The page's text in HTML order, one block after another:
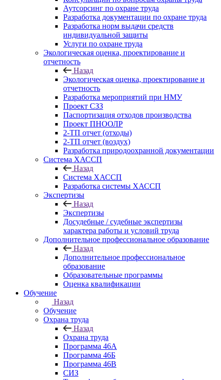
Аутсорсинг по охране труда
Разработка документации по охране труда
Разработка норм выдачи средств
индивидуальной защиты
Услуги по охране труда
Экологическая оценка, проектирование и
отчетность
Назад
Экологическая оценка, проектирование и
отчетность
Разработка мероприятий при НМУ
Проект СЗЗ
Паспортизация отходов производства
Проект ПНООЛР
2-ТП отчет (отходы)
2-ТП отчет (воздух)
Разработка природоохранной документации
Система ХАССП
Назад
Система ХАССП
Разработка системы ХАССП
Экспертизы
Назад
Экспертизы
Досудебные / судебные экспертизы
характера работы и условий труда
Дополнительное профессиональное образование
Назад
Дополнительное профессиональное
образование
Образовательные программы
Оценка квалификации
Обучение
Назад
Обучение
Охрана труда
Назад
Охрана труда
Программа 46А
Программа 46Б
Программа 46В
СИЗ